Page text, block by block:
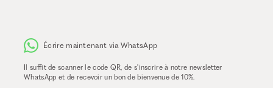
Écrire maintenant via WhatsApp
Il suffit de scanner le code QR, de s'inscrire à notre newsletter
WhatsApp et de recevoir un bon de bienvenue de 10%.